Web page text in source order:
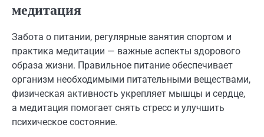
медитация
Забота о питании, регулярные занятия спортом и
практика медитации — важные аспекты здорового
образа жизни. Правильное питание обеспечивает
организм необходимыми питательными веществами,
физическая активность укрепляет мышцы и сердце,
а медитация помогает снять стресс и улучшить
психическое состояние.